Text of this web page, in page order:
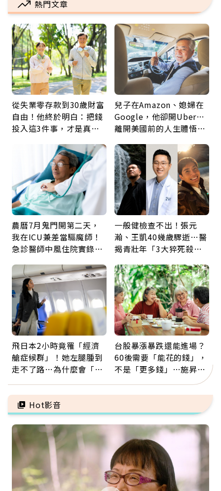
熱門文章
從失業零存款到30歲財富
自由！他終於明白：把錢
投入這3件事，才是真正
兒子在Amazon、媳婦在
Google，他卻開Uber…
離開美國前的人生體悟：
農曆7月鬼門開第二天，
我在ICU兼差當驅魔師！
急診醫師中風住院實錄：
一般健檢查不出！張元
瀚、王凱40幾歲驟逝…醫
揭青壯年「3大猝死殺
雷
飛日本2小時竟罹「經濟
艙症候群」！她左腿腫到
走不了路…為什麼會「靜
注意
台股暴漲暴跌還能進場？
60後需要「能花的錢」，
不是「更多錢」…施昇
輝：退休族最適合這種股
票
Hot影音